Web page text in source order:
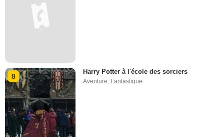
8
Harry Potter à l'école des sorciers
Aventure, Fantastique